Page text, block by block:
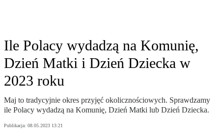
Ile Polacy wydadzą na Komunię,
Dzień Matki i Dzień Dziecka w
2023 roku
Maj to tradycyjnie okres przyjęć okolicznościowych. Sprawdzamy
ile Polacy wydadzą na Komunię, Dzień Matki lub Dzień Dziecka.
Publikacja: 08.05.2023 13:21